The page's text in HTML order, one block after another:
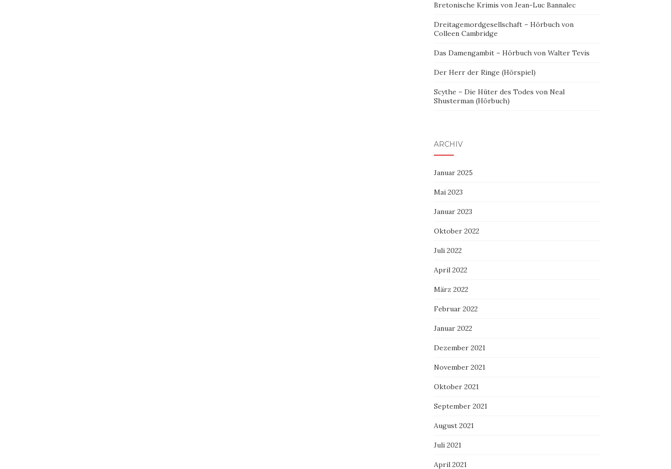
Bretonische Krimis von Jean-Luc Bannalec
Dreitagemordgesellschaft – Hörbuch von
Colleen Cambridge
Das Damengambit – Hörbuch von Walter Tevis
Der Herr der Ringe (Hörspiel)
Scythe – Die Hüter des Todes von Neal
Shusterman (Hörbuch)
ARCHIV
Januar 2025
Mai 2023
Januar 2023
Oktober 2022
Juli 2022
April 2022
März 2022
Februar 2022
Januar 2022
Dezember 2021
November 2021
Oktober 2021
September 2021
August 2021
Juli 2021
April 2021